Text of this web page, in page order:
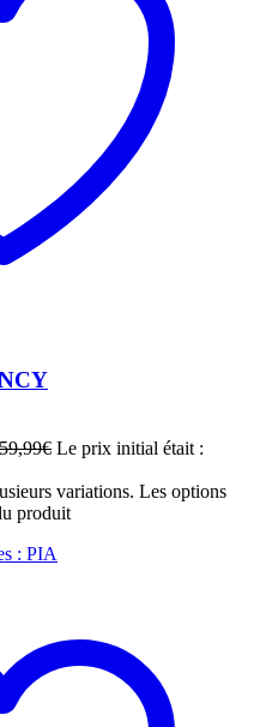
59,99€ Le prix initial était :
variations. Les options
produit